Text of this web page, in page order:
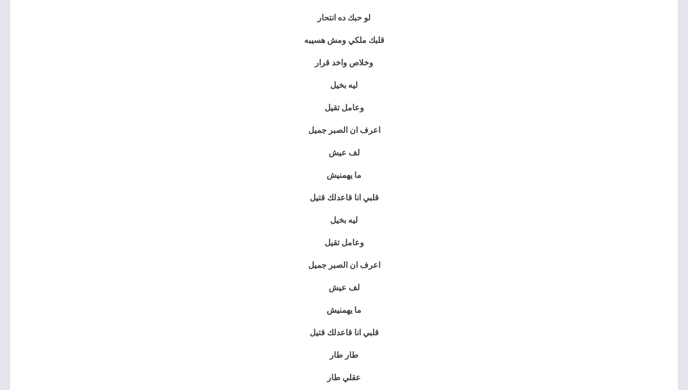
لو حبك ده انتحار
قلبك ملكي ومش هسيبه
وخلاص واخد قرار
ليه بخيل
وعامل تقيل
اعرف ان الصبر جميل
لف عيش
ما يهمنيش
قلبي انا قاعدلك قتيل
ليه بخيل
وعامل تقيل
اعرف ان الصبر جميل
لف عيش
ما يهمنيش
قلبي انا قاعدلك قتيل
طار طار
عقلي طار